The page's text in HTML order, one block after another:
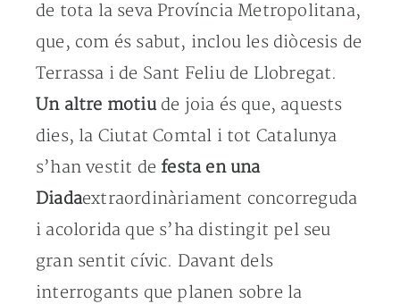
de tota la seva Província Metropolitana,
que, com és sabut, inclou les diòcesis de
Terrassa i de Sant Feliu de Llobregat.
Un altre motiude joia és que, aquests
dies, la Ciutat Comtal i tot Catalunya
s’han vestit defesta en una
Diadaextraordinàriament concorreguda
i acolorida que s’ha distingit pel seu
gran sentit cívic. Davant dels
interrogants que planen sobre la